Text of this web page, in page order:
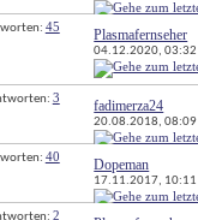
45 Plasmafernseher
04.12.2020, 03:32
3 fadimerza24
20.08.2018, 08:09
40 Dopeman
17.11.2017, 10:11
2